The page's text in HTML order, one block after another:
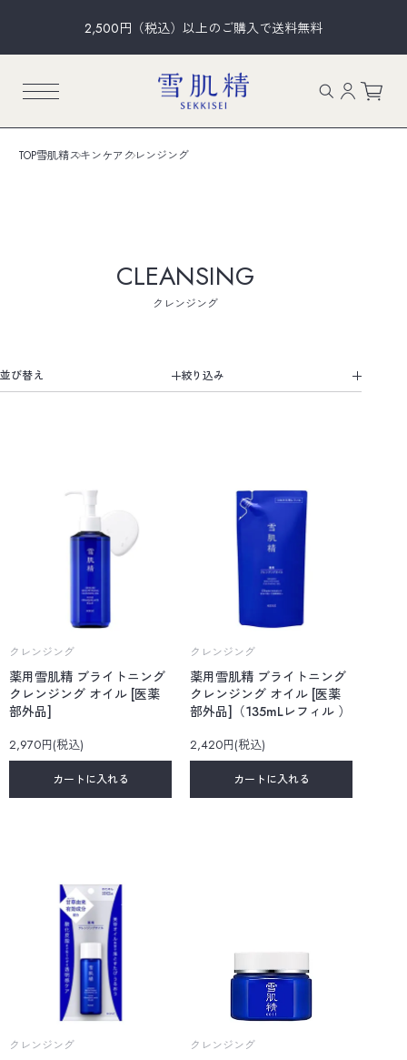
2,500円（税込）以上のご購入で送料無料
TOP雪肌精スキンケアクレンジング
CLEANSING
クレンジング
並び替え
クレンジング
薬用雪肌精 ブライトニング
クレンジング オイル [医薬
部外品]
2,970円(税込)
カートに入れる
クレンジング
薬用雪肌精 ブライトニング
クレンジング オイル [医薬
部外品]（135mLレフィル ）
2,420円(税込)
カートに入れる
クレンジング クレンジング